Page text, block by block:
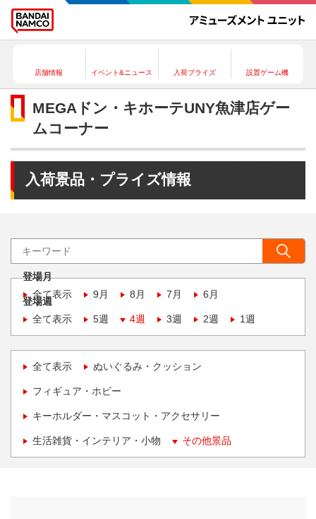
店舗情報 イベント&ニュース 入荷プライズ 設置ゲーム機
MEGAドン・キホーテUNY魚津店ゲー
ムコーナー
入荷景品・プライズ情報
登場月
全て表示
9月 8月 7月 6月
登場週
全て表示
5週 4週 3週 2週 1週
全て表示 ぬいぐるみ・クッション
フィギュア・ホビー
キーホルダー・マスコット・アクセサリー
生活雑貨・インテリア・小物 その他景品